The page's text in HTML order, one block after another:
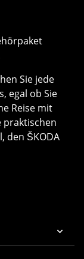
Sie jede
egal ob Sie
Reise mit
praktischen
den ŠKODA